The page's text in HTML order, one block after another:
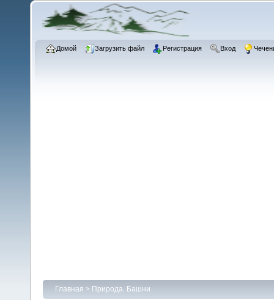
Домой Загрузить файл Регистрация Вход
Главная > Природа. Башни